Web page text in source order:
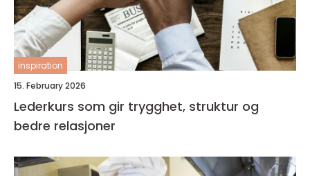
inspiration
15. February 2026
Lederkurs som gir trygghet, struktur og
bedre relasjoner